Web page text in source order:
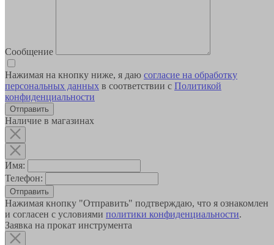
Сообщение
Нажимая на кнопку ниже, я даю согласие на обработку
персональных данных в соответствии с Политикой
конфиденциальности
Наличие в магазинах
Имя:
Телефон:
Отправить
Нажимая кнопку "Отправить" подтверждаю, что я ознакомлен
и согласен с условиями политики конфиденциальности.
Заявка на прокат инструмента